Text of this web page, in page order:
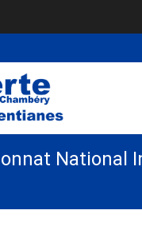
National